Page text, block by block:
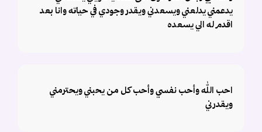
يدعمني يدلعني ويسعدني ويقدر وجودي في حياته وانا بعد
اقدم له الي يسعده
احب الله وأحب نفسي وأحب كل من يحبني ويحترمني
ويقدرني